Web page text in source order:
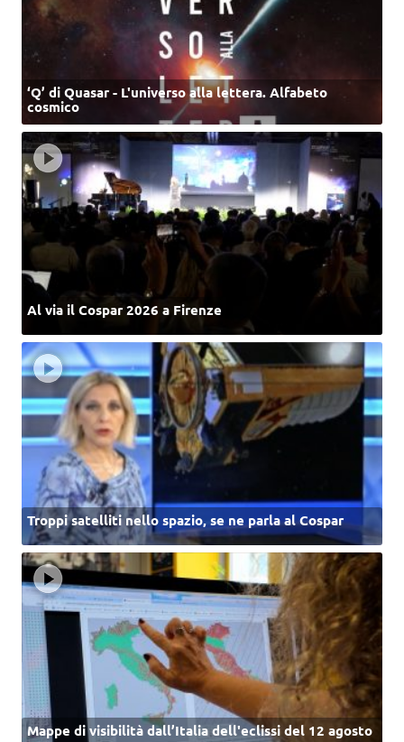
‘Q’ di Quasar - L'universo alla lettera. Alfabeto
cosmico
Al via il Cospar 2026 a Firenze
Troppi satelliti nello spazio, se ne parla al Cospar
Mappe di visibilità dall’Italia dell'eclissi del 12 agosto